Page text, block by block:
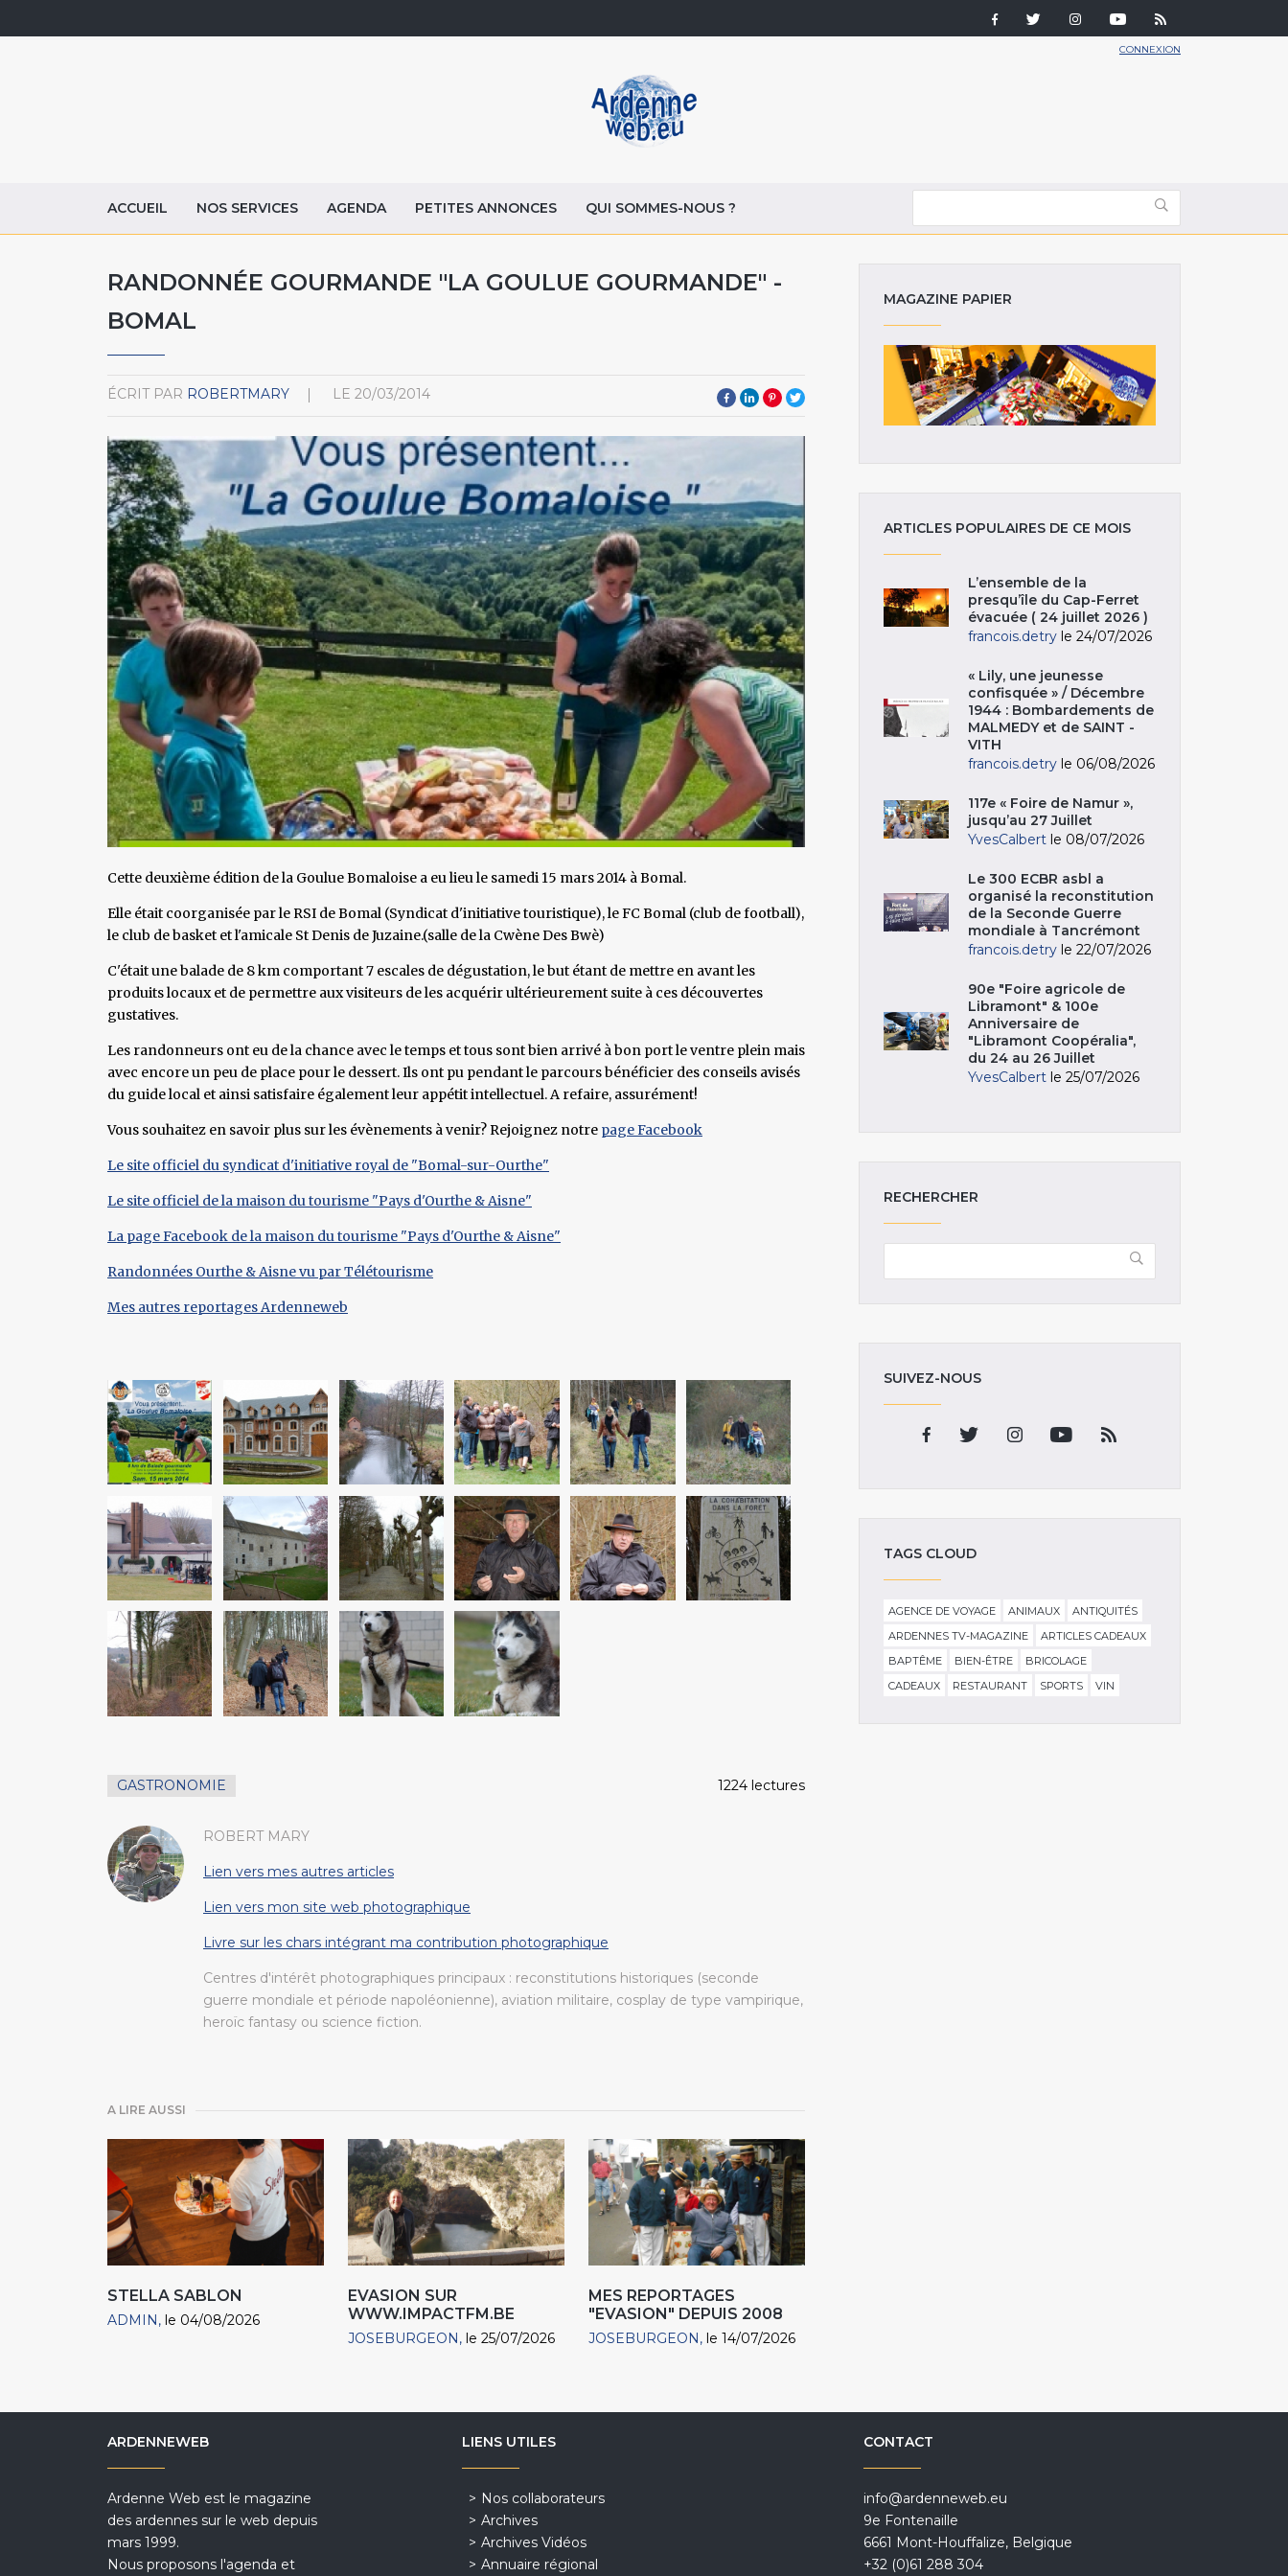
CONNEXION
ACCUEIL NOS SERVICES AGENDA PETITES ANNONCES QUI SOMMES-NOUS ?
RANDONNÉE GOURMANDE "LA GOULUE GOURMANDE" -
BOMAL
ÉCRIT PAR ROBERTMARY LE 20/03/2014
Cette deuxième édition de la Goulue Bomaloise a eu lieu le samedi 15 mars 2014 à Bomal.
Elle était coorganisée par le RSI de Bomal (Syndicat d'initiative touristique), le FC Bomal (club de football),
le club de basket et l'amicale St Denis de Juzaine.(salle de la Cwène Des Bwè)
C'était une balade de 8 km comportant 7 escales de dégustation, le but étant de mettre en avant les
produits locaux et de permettre aux visiteurs de les acquérir ultérieurement suite à ces découvertes
gustatives.
Les randonneurs ont eu de la chance avec le temps et tous sont bien arrivé à bon port le ventre plein mais
avec encore un peu de place pour le dessert. Ils ont pu pendant le parcours bénéficier des conseils avisés
du guide local et ainsi satisfaire également leur appétit intellectuel. A refaire, assurément!
Vous souhaitez en savoir plus sur les évènements à venir? Rejoignez notre page Facebook
Le site officiel du syndicat d'initiative royal de "Bomal-sur-Ourthe"
Le site officiel de la maison du tourisme "Pays d'Ourthe & Aisne"
La page Facebook de la maison du tourisme "Pays d'Ourthe & Aisne"
Randonnées Ourthe & Aisne vu par Télétourisme
Mes autres reportages Ardenneweb
GASTRONOMIE 1224 lectures
ROBERT MARY
Lien vers mes autres articles
Lien vers mon site web photographique
Livre sur les chars intégrant ma contribution photographique
Centres d'intérêt photographiques principaux : reconstitutions historiques (seconde
guerre mondiale et période napoléonienne), aviation militaire, cosplay de type vampirique,
heroïc fantasy ou science fiction.
A LIRE AUSSI
STELLA SABLON
ADMIN le 04/08/2026
EVASION SUR
WWW.IMPACTFM.BE
JOSEBURGEON le 25/07/2026
MES REPORTAGES
"EVASION" DEPUIS 2008
JOSEBURGEON le 14/07/2026
MAGAZINE PAPIER
ARTICLES POPULAIRES DE CE MOIS
L’ensemble de la
presqu’île du Cap-Ferret
évacuée ( 24 juillet 2026 )
francois.detry le 24/07/2026
« Lily, une jeunesse
confisquée » / Décembre
1944 : Bombardements de
MALMEDY et de SAINT -
VITH
francois.detry le 06/08/2026
117e « Foire de Namur »,
jusqu’au 27 Juillet
YvesCalbert le 08/07/2026
Le 300 ECBR asbl a
organisé la reconstitution
de la Seconde Guerre
mondiale à Tancrémont
francois.detry le 22/07/2026
90e "Foire agricole de
Libramont" & 100e
Anniversaire de
"Libramont Coopéralia",
du 24 au 26 Juillet
YvesCalbert le 25/07/2026
RECHERCHER
SUIVEZ-NOUS
TAGS CLOUD
AGENCE DE VOYAGE ANIMAUX
ANTIQUITÉS
ARDENNES TV-MAGAZINE
ARTICLES CADEAUX
BAPTÊME
BIEN-ÊTRE
BRICOLAGE
CADEAUX
RESTAURANT SPORTS VIN
ARDENNEWEB
Ardenne Web est le magazine
des ardennes sur le web depuis
mars 1999.
Nous proposons l'agenda et
LIENS UTILES
Nos collaborateurs
Archives
Archives Vidéos
Annuaire régional
CONTACT
info@ardenneweb.eu
9e Fontenaille
6661 Mont-Houffalize, Belgique
+32 (0)61 288 304